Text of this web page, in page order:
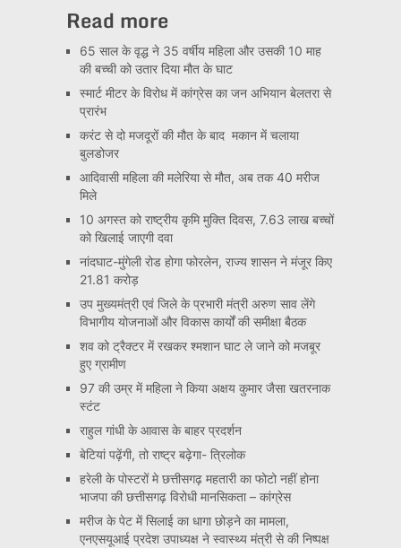
Read more
65 साल के वृद्ध ने 35 वर्षीय महिला और उसकी 10 माह
की बच्ची को उतार दिया मौत के घाट
स्मार्ट मीटर के विरोध में कांग्रेस का जन अभियान बेलतरा से
प्रारंभ
करंट से दो मजदूरों की मौत के बाद मकान में चलाया
बुलडोजर
आदिवासी महिला की मलेरिया से मौत, अब तक 40 मरीज
मिले
10 अगस्त को राष्ट्रीय कृमि मुक्ति दिवस, 7.63 लाख बच्चों
को खिलाई जाएगी दवा
नांदघाट-मुंगेली रोड होगा फोरलेन, राज्य शासन ने मंजूर किए
21.81 करोड़
उप मुख्यमंत्री एवं जिले के प्रभारी मंत्री अरुण साव लेंगे
विभागीय योजनाओं और विकास कार्यों की समीक्षा बैठक
शव को ट्रैक्टर में रखकर श्मशान घाट ले जाने को मजबूर
हुए ग्रामीण
97 की उम्र में महिला ने किया अक्षय कुमार जैसा खतरनाक
स्टंट
राहुल गांधी के आवास के बाहर प्रदर्शन
बेटियां पढ़ेंगी, तो राष्ट्र बढ़ेगा- त्रिलोक
हरेली के पोस्टरों मे छत्तीसगढ़ महतारी का फोटो नहीं होना
भाजपा की छत्तीसगढ़ विरोधी मानसिकता – कांग्रेस
मरीज के पेट में सिलाई का धागा छोड़ने का मामला,
एनएसयूआई प्रदेश उपाध्यक्ष ने स्वास्थ्य मंत्री से की निष्पक्ष